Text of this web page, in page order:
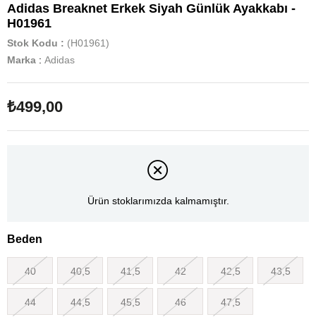
Adidas Breaknet Erkek Siyah Günlük Ayakkabı -
H01961
Stok Kodu
(H01961)
Marka : Adidas
₺499,00
Ürün stoklarımızda kalmamıştır.
Beden
40 40,5 41,5 42 42,5 43,5
44 44,5 45,5 46 47,5